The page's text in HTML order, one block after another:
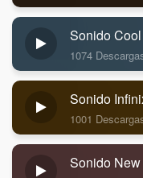
Sonido
1074
Sonido
1001
Sonido